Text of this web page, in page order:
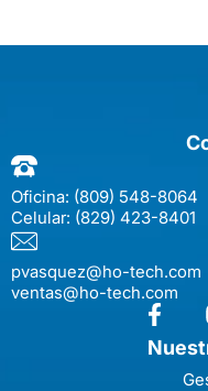
Oficina: (809) 548-8064
Celular: (829) 423-8401
pvasquez@ho-tech.com
ventas@ho-tech.com